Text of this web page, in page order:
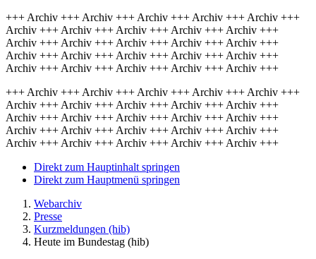
+++ Archiv +++ Archiv +++ Archiv +++ Archiv +++ Archiv +++
Archiv +++ Archiv +++ Archiv +++ Archiv +++ Archiv +++
Archiv +++ Archiv +++ Archiv +++ Archiv +++ Archiv +++
Archiv +++ Archiv +++ Archiv +++ Archiv +++ Archiv +++
Archiv +++ Archiv +++ Archiv +++ Archiv +++ Archiv +++
+++ Archiv +++ Archiv +++ Archiv +++ Archiv +++ Archiv +++
Archiv +++ Archiv +++ Archiv +++ Archiv +++ Archiv +++
Archiv +++ Archiv +++ Archiv +++ Archiv +++ Archiv +++
Archiv +++ Archiv +++ Archiv +++ Archiv +++ Archiv +++
Archiv +++ Archiv +++ Archiv +++ Archiv +++ Archiv +++
Direkt zum Hauptinhalt springen
Direkt zum Hauptmenü springen
Webarchiv
Presse
Kurzmeldungen (hib)
Heute im Bundestag (hib)